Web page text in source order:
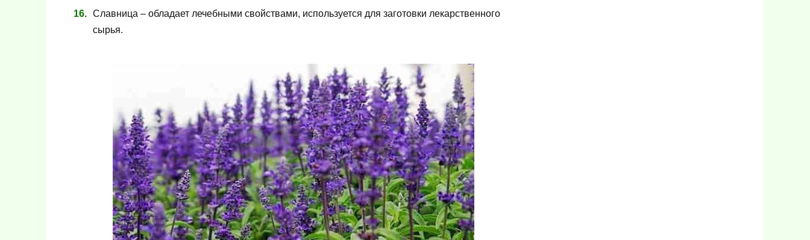
Славница – обладает лечебными свойствами, используется для заготовки лекарственного
сырья.